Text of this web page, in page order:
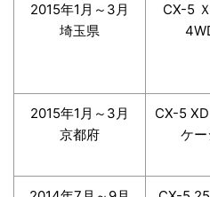
2015年1月～3月
埼玉県
CX-5
2015年1月～3月
京都府
CX-5
ケー